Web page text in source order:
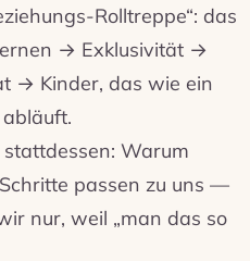
Rolltreppe“: das
→ Exklusivität →
→ Kinder, das wie ein
Warum
passen zu uns —
nur, weil „man das so